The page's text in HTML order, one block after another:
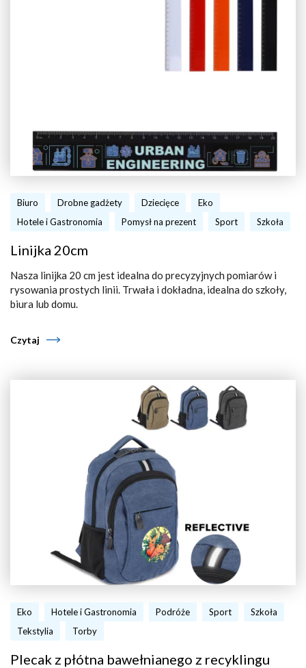
Biuro Drobne gadżety Dziecięce
Eko
Hotele i Gastronomia
Pomysł na prezent Sport Szkoła
Linijka 20cm
Nasza linijka 20 cm jest idealna do precyzyjnych pomiarów i
rysowania prostych linii. Trwała i dokładna, idealna do szkoły,
biura lub domu.
Czytaj
Eko Hotele i Gastronomia Podróże Sport
Szkoła
Tekstylia
Torby
Plecak z płótna bawełnianego z recyklingu